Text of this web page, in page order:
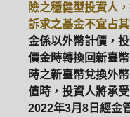
險之穩健型投資人
訴求之基金不宜占
金係以外幣計價，
價金時轉換回新臺
時之新臺幣兌換外
值時，投資人將承
2022年3月8日經金